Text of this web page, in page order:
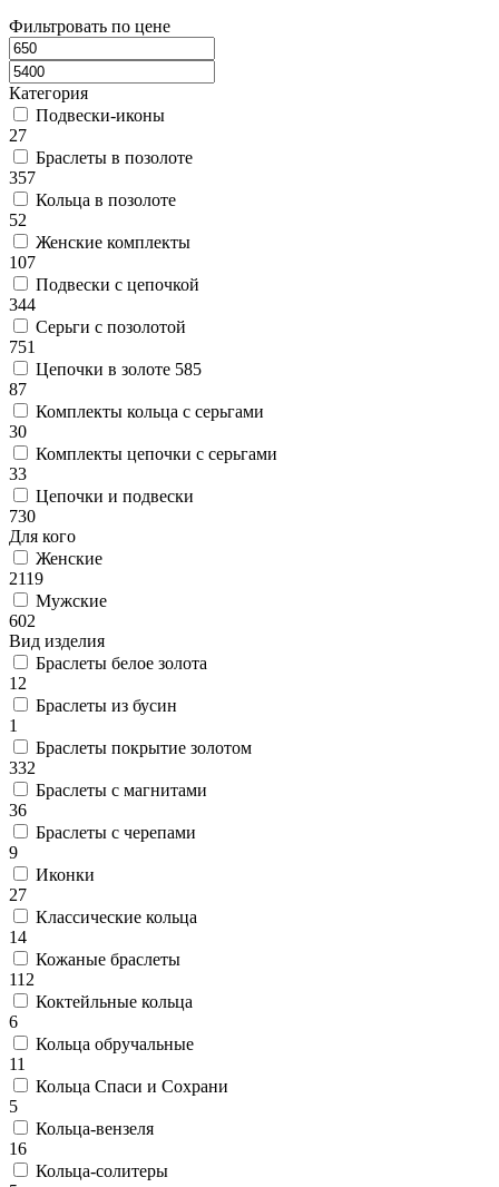
Фильтровать по цене
Категория
Подвески-иконы
27
Браслеты в позолоте
357
Кольца в позолоте
52
Женские комплекты
107
Подвески с цепочкой
344
Серьги с позолотой
751
Цепочки в золоте 585
87
Комплекты кольца с серьгами
30
Комплекты цепочки с серьгами
33
Цепочки и подвески
730
Для кого
Женские
2119
Мужские
602
Вид изделия
Браслеты белое золота
12
Браслеты из бусин
1
Браслеты покрытие золотом
332
Браслеты с магнитами
36
Браслеты с черепами
9
Иконки
27
Классические кольца
14
Кожаные браслеты
112
Коктейльные кольца
6
Кольца обручальные
11
Кольца Спаси и Сохрани
5
Кольца-вензеля
16
Кольца-солитеры